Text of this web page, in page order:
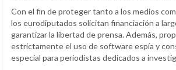
Con el fin de proteger tanto a los medios
los eurodiputados solicitan financiación a
garantizar la libertad de prensa. Además,
estrictamente el uso de software espía y
especial para periodistas dedicados a